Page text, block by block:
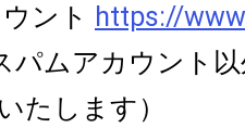
ント https://
パムアカウント
たします）